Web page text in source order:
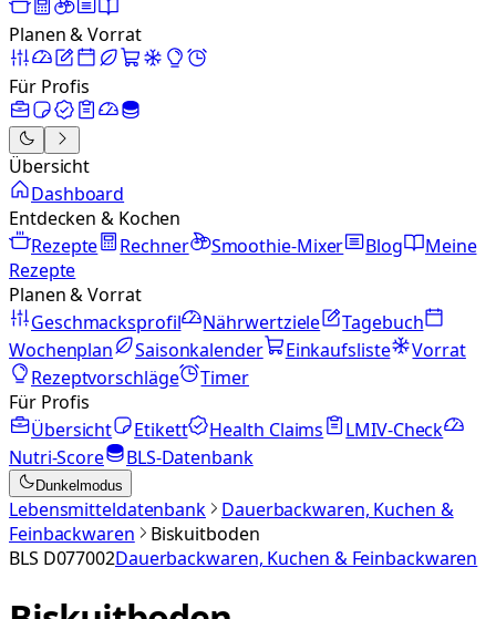
Planen & Vorrat
Für Profis
Übersicht
Dashboard
Entdecken & Kochen
Rezepte
Rechner Smoothie-Mixer Blog
Meine
Rezepte
Planen & Vorrat
Geschmacksprofil
Nährwertziele
Tagebuch
Wochenplan
Saisonkalender Einkaufsliste
Vorrat
Rezeptvorschläge
Timer
Für Profis
Übersicht
Etikett Health Claims
LMIV-Check
Nutri-Score
BLS-Datenbank
Dunkelmodus
Lebensmitteldatenbank
Dauerbackwaren, Kuchen &
Feinbackwaren
Biskuitboden
BLS D077002Dauerbackwaren, Kuchen & Feinbackwaren